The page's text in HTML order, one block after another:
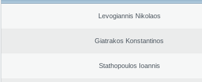
Levogiannis Nikolaos
Giatrakos Konstantinos
Stathopoulos Ioannis